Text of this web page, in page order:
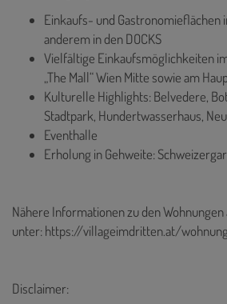
Einkaufs- und Gastronomieflächen
anderem in den DOCKS
Vielfältige Einkaufsmöglichkeiten
„The Mall“ Wien Mitte sowie am
Kulturelle Highlights: Belvedere,
Stadtpark, Hundertwasserhaus,
Eventhalle
Erholung in Gehweite:
Nähere Informationen zu den Wohnungen
unter:https://villageimdritten.at/
Disclaimer: